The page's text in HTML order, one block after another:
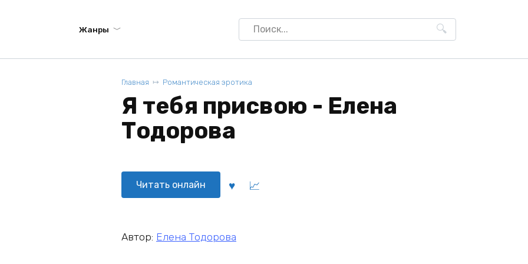
Жанры
Search
for:
Главная Романтическая эротика
Я тебя присвою - Елена
Тодорова
Читать онлайн
Автор: Елена Тодорова